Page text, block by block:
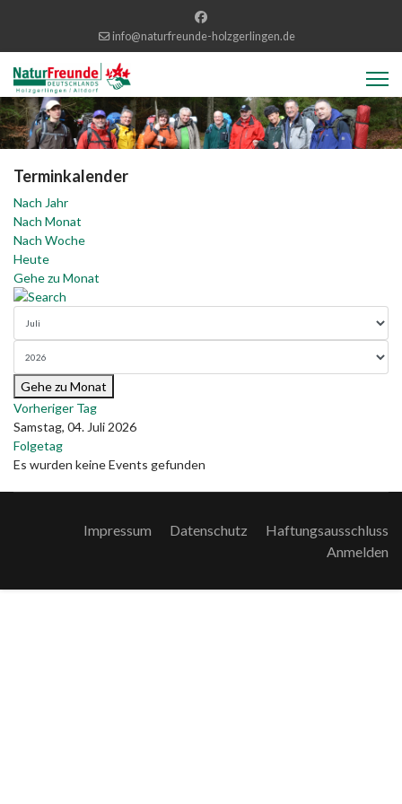
info@naturfreunde-holzgerlingen.de
Terminkalender
Nach Jahr
Nach Monat
Nach Woche
Heute
Gehe zu Monat
Gehe zu Monat
Vorheriger Tag
Samstag, 04. Juli 2026
Folgetag
Es wurden keine Events gefunden
Impressum Datenschutz
Haftungsausschluss
Anmelden